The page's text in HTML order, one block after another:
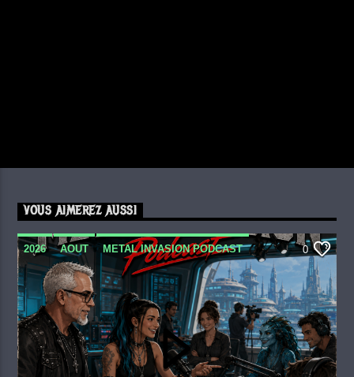
VOUS AIMEREZ AUSSI
2026 AOUT METAL INVASION PODCAST 0